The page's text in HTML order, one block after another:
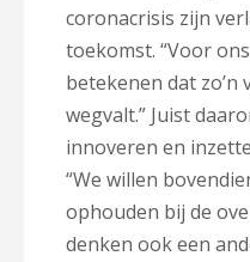
coronacrisis zijn
toekomst. “Voor
betekenen dat
wegvalt.” Juist
innoveren en
“We willen
ophouden bij de
denken ook een